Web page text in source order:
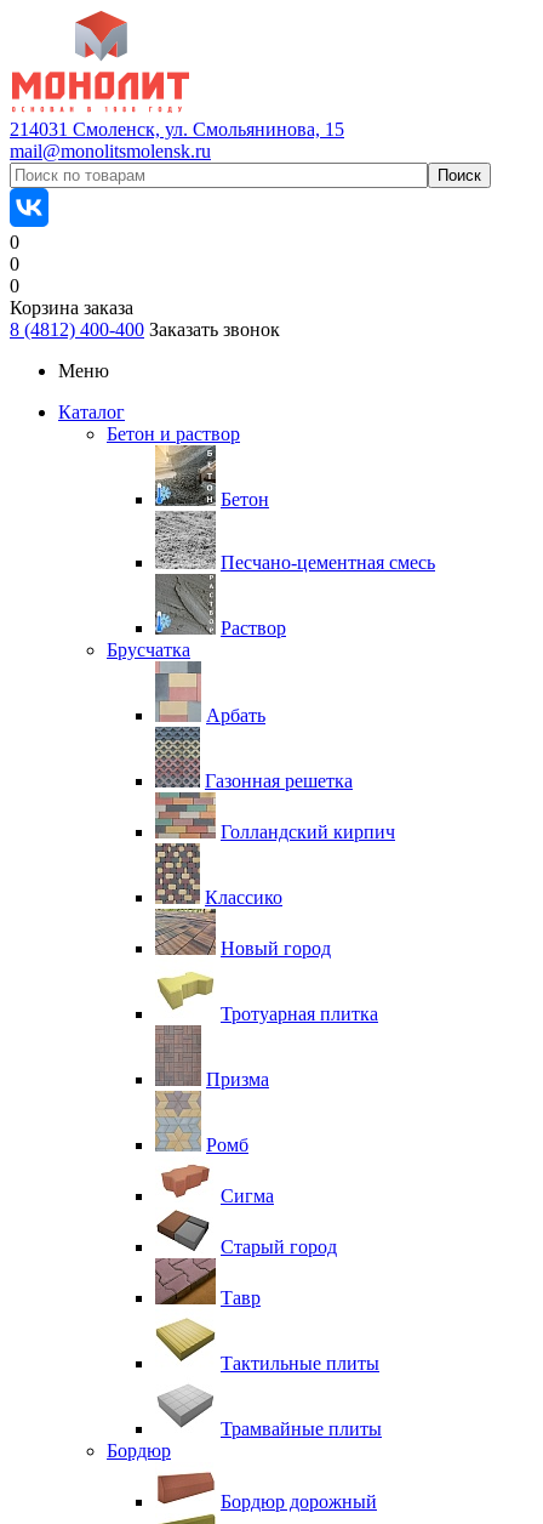
214031 Смоленск, ул. Смольянинова, 15
mail@monolitsmolensk.ru
0
0
0
Корзина заказа
8 (4812) 400-400 Заказать звонок
Меню
Каталог
Бетон и раствор
Бетон
Песчано-цементная смесь
Раствор
Брусчатка
Арбать
Газонная решетка
Голландский кирпич
Классико
Новый город
Тротуарная плитка
Призма
Ромб
Сигма
Старый город
Тавр
Тактильные плиты
Трамвайные плиты
Бордюр
Бордюр дорожный